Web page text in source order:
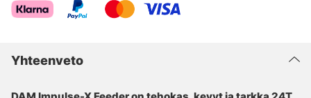
Yhteenveto